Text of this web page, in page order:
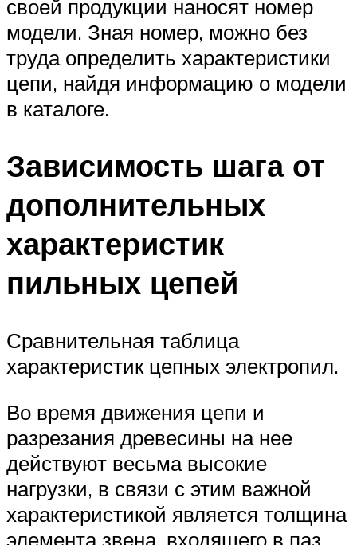
своей продукции наносят номер
модели. Зная номер, можно без
труда определить характеристики
цепи, найдя информацию о модели
в каталоге.
Зависимость шага от
дополнительных
характеристик
пильных цепей
Сравнительная таблица
характеристик цепных электропил.
Во время движения цепи и
разрезания древесины на нее
действуют весьма высокие
нагрузки, в связи с этим важной
характеристикой является толщина
элемента звена, входящего в паз